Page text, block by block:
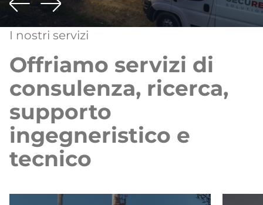
I nostri servizi
Offriamo servizi di
consulenza, ricerca,
supporto
ingegneristico e
tecnico